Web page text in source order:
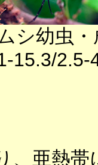
シ幼虫・
15.3/2.5-
、亜熱